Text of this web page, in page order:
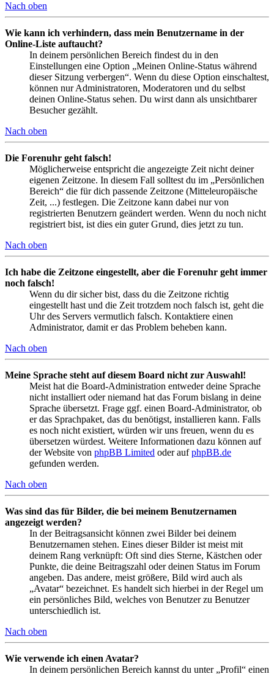
Nach oben
Wie kann ich verhindern, dass mein Benutzername in der
Online-Liste auftaucht?
In deinem persönlichen Bereich findest du in den
Einstellungen eine Option „Meinen Online-Status während
dieser Sitzung verbergen“. Wenn du diese Option einschaltest,
können nur Administratoren, Moderatoren und du selbst
deinen Online-Status sehen. Du wirst dann als unsichtbarer
Besucher gezählt.
Nach oben
Die Forenuhr geht falsch!
Möglicherweise entspricht die angezeigte Zeit nicht deiner
eigenen Zeitzone. In diesem Fall solltest du im „Persönlichen
Bereich“ die für dich passende Zeitzone (Mitteleuropäische
Zeit, ...) festlegen. Die Zeitzone kann dabei nur von
registrierten Benutzern geändert werden. Wenn du noch nicht
registriert bist, ist dies ein guter Grund, dies jetzt zu tun.
Nach oben
Ich habe die Zeitzone eingestellt, aber die Forenuhr geht immer
noch falsch!
Wenn du dir sicher bist, dass du die Zeitzone richtig
eingestellt hast und die Zeit trotzdem noch falsch ist, geht die
Uhr des Servers vermutlich falsch. Kontaktiere einen
Administrator, damit er das Problem beheben kann.
Nach oben
Meine Sprache steht auf diesem Board nicht zur Auswahl!
Meist hat die Board-Administration entweder deine Sprache
nicht installiert oder niemand hat das Forum bislang in deine
Sprache übersetzt. Frage ggf. einen Board-Administrator, ob
er das Sprachpaket, das du benötigst, installieren kann. Falls
es noch nicht existiert, würden wir uns freuen, wenn du es
übersetzen würdest. Weitere Informationen dazu können auf
der Website von phpBB Limited oder aufphpBB.de
gefunden werden.
Nach oben
Was sind das für Bilder, die bei meinem Benutzernamen
angezeigt werden?
In der Beitragsansicht können zwei Bilder bei deinem
Benutzernamen stehen. Eines dieser Bilder ist meist mit
deinem Rang verknüpft: Oft sind dies Sterne, Kästchen oder
Punkte, die deine Beitragszahl oder deinen Status im Forum
angeben. Das andere, meist größere, Bild wird auch als
„Avatar“ bezeichnet. Es handelt sich hierbei in der Regel um
ein persönliches Bild, welches von Benutzer zu Benutzer
unterschiedlich ist.
Nach oben
Wie verwende ich einen Avatar?
In deinem persönlichen Bereich kannst du unter „Profil“ einen